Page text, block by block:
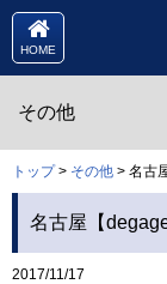
HOME
その他
トップ> その他 > 名古
名古屋【
2017/11/17